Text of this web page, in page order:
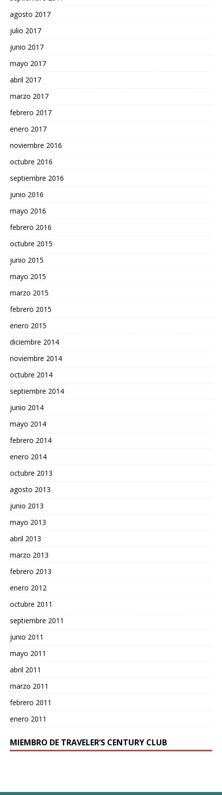
agosto 2017
julio 2017
junio 2017
mayo 2017
abril 2017
marzo 2017
febrero 2017
enero 2017
noviembre 2016
octubre 2016
septiembre 2016
junio 2016
mayo 2016
febrero 2016
octubre 2015
junio 2015
mayo 2015
marzo 2015
febrero 2015
enero 2015
diciembre 2014
noviembre 2014
octubre 2014
septiembre 2014
junio 2014
mayo 2014
febrero 2014
enero 2014
octubre 2013
agosto 2013
junio 2013
mayo 2013
abril 2013
marzo 2013
febrero 2013
enero 2012
octubre 2011
septiembre 2011
junio 2011
mayo 2011
abril 2011
marzo 2011
febrero 2011
enero 2011
MIEMBRO DE TRAVELER’S CENTURY CLUB